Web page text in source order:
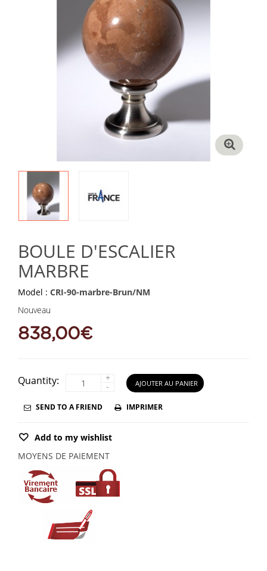
BOULE D'ESCALIER
MARBRE
Model : CRI-90-marbre-Brun/NM
Nouveau
838,00€
Quantity: +
- AJOUTER AU PANIER
SEND TO A FRIEND IMPRIMER
Add to my wishlist
MOYENS DE PAIEMENT